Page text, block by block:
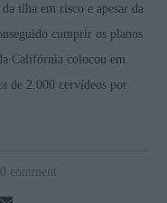
ilha em risco e apesar da
cumprir os planos
Califórnia colocou em
de 2.000 cervídeos por
0 comment